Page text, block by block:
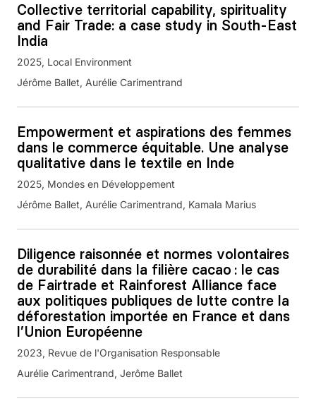
Collective territorial capability, spirituality
and Fair Trade: a case study in South-East
India
2025 Local Environment
Jérôme Ballet, Aurélie Carimentrand
Empowerment et aspirations des femmes
dans le commerce équitable. Une analyse
qualitative dans le textile en Inde
2025 Mondes en Développement
Jérôme Ballet, Aurélie Carimentrand, Kamala Marius
Diligence raisonnée et normes volontaires
de durabilité dans la filière cacao : le cas
de Fairtrade et Rainforest Alliance face
aux politiques publiques de lutte contre la
déforestation importée en France et dans
l’Union Européenne
2023 Revue de l'Organisation Responsable
Aurélie Carimentrand, Jerôme Ballet